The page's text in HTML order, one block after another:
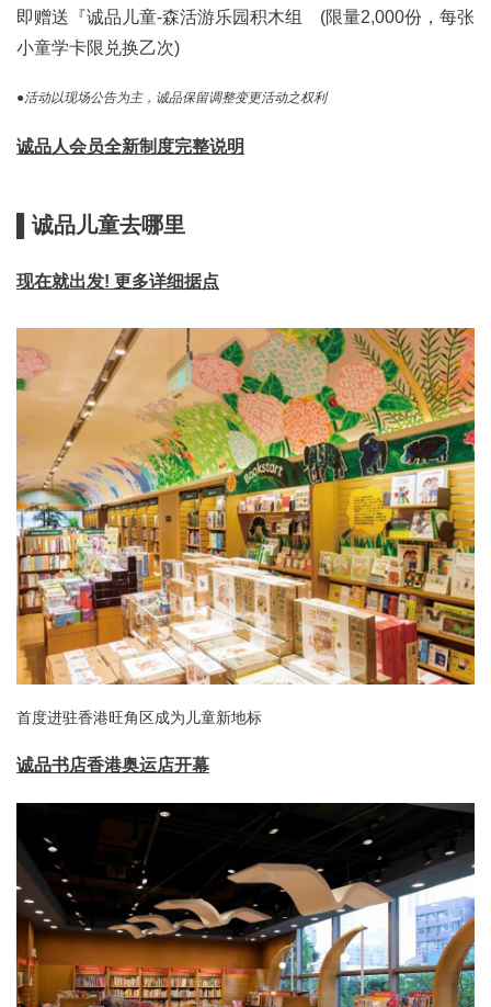
即赠送『诚品儿童-森活游乐园积木组 (限量2,000份，每张
小童学卡限兑换乙次)
●活动以现场公告为主，诚品保留调整变更活动之权利
诚品人会员全新制度完整说明
▌诚品儿童去哪里
现在就出发! 更多详细据点
首度进驻香港旺角区成为儿童新地标
诚品书店香港奥运店开幕